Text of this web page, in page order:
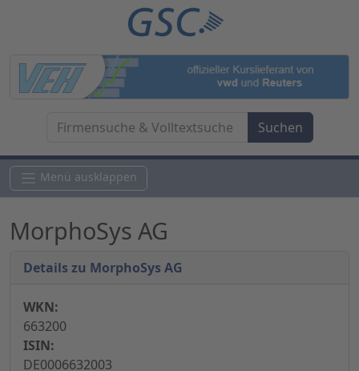
Menü ausklappen
MorphoSys AG
Details zu MorphoSys AG
WKN:
663200
ISIN:
DE0006632003